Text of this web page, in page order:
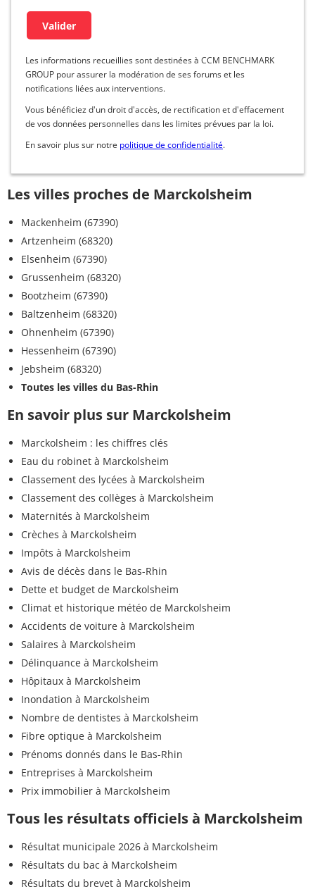
Les informations recueillies sont destinées à CCM BENCHMARK
GROUP pour assurer la modération de ses forums et les
notifications liées aux interventions.
Vous bénéficiez d'un droit d'accès, de rectification et d'effacement
de vos données personnelles dans les limites prévues par la loi.
En savoir plus sur notre politique de confidentialité.
Les villes proches de Marckolsheim
Mackenheim (67390)
Artzenheim (68320)
Elsenheim (67390)
Grussenheim (68320)
Bootzheim (67390)
Baltzenheim (68320)
Ohnenheim (67390)
Hessenheim (67390)
Jebsheim (68320)
Toutes les villes du Bas-Rhin
En savoir plus sur Marckolsheim
Marckolsheim : les chiffres clés
Eau du robinet à Marckolsheim
Classement des lycées à Marckolsheim
Classement des collèges à Marckolsheim
Maternités à Marckolsheim
Crèches à Marckolsheim
Impôts à Marckolsheim
Avis de décès dans le Bas-Rhin
Dette et budget de Marckolsheim
Climat et historique météo de Marckolsheim
Accidents de voiture à Marckolsheim
Salaires à Marckolsheim
Délinquance à Marckolsheim
Hôpitaux à Marckolsheim
Inondation à Marckolsheim
Nombre de dentistes à Marckolsheim
Fibre optique à Marckolsheim
Prénoms donnés dans le Bas-Rhin
Entreprises à Marckolsheim
Prix immobilier à Marckolsheim
Tous les résultats officiels à Marckolsheim
Résultat municipale 2026 à Marckolsheim
Résultats du bac à Marckolsheim
Résultats du brevet à Marckolsheim